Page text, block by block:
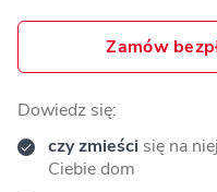
Zamów
Dowiedz się:
czy zmieści się na
Ciebie dom